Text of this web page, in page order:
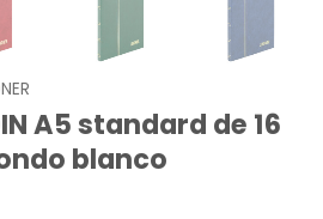
A5 standard de 16
blanco